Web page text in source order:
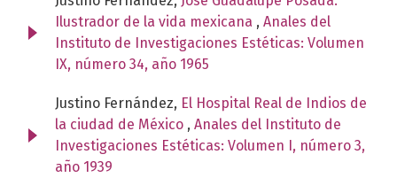
Ilustrador de la vida mexicana , Anales del
Instituto de Investigaciones Estéticas: Volumen
IX, número 34, año 1965
Justino Fernández, El Hospital Real de Indios de
la ciudad de México , Anales del Instituto de
Investigaciones Estéticas: Volumen I, número 3,
año 1939